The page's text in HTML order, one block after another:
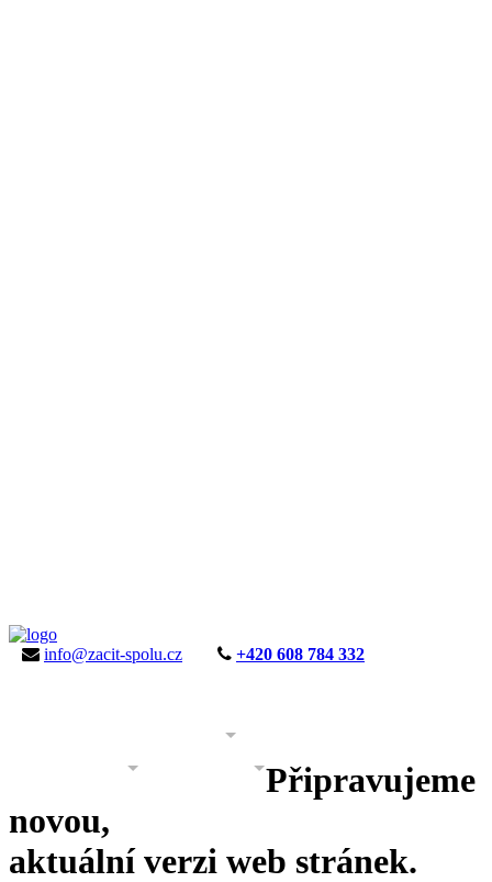
info@zacit-spolu.cz +420 608 784 332
GALERIE
Připravujeme
novou,
aktuální verzi web stránek.